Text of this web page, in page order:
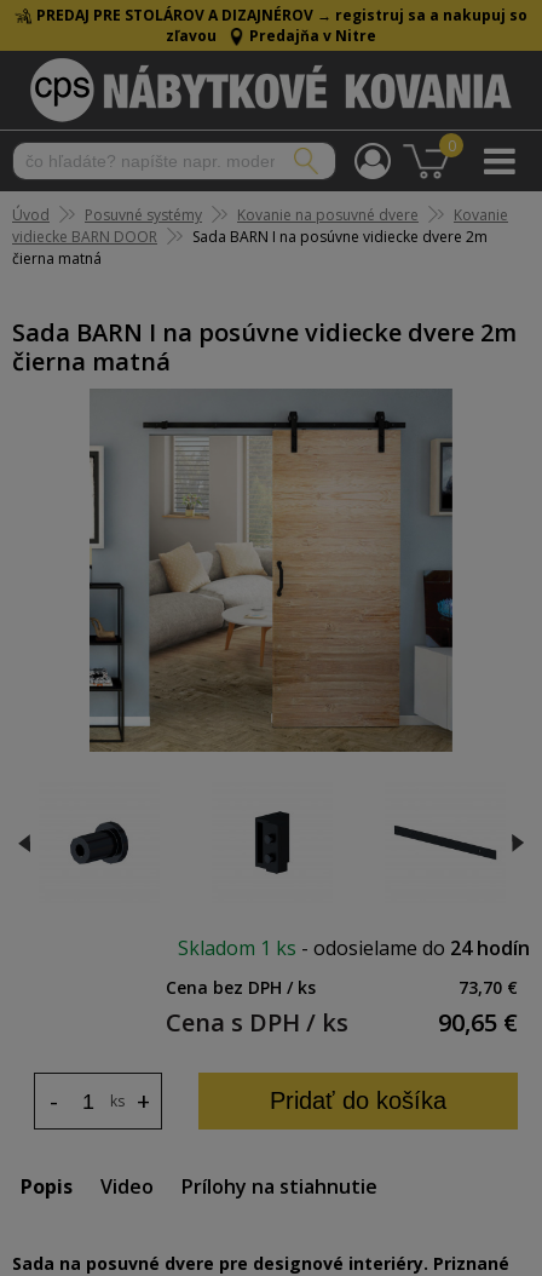
PREDAJ PRE STOLÁROV A DIZAJNÉROV → registruj sa a nakupuj so
zľavou
Predajňa v Nitre
0
Úvod Posuvné systémy Kovanie na posuvné dvere
Kovanie
vidiecke BARN DOOR
Sada BARN I na posúvne vidiecke dvere 2m
čierna matná
Sada BARN I na posúvne vidiecke dvere 2m
čierna matná
Skladom 1 ks - odosielame do 24 hodín
Cena bez DPH / ks 73,70 €
Cena s DPH / ks 90,65 €
ks +
- Pridať do košíka
Popis Video Prílohy na stiahnutie
Sada na posuvné dvere pre designové interiéry. Priznané